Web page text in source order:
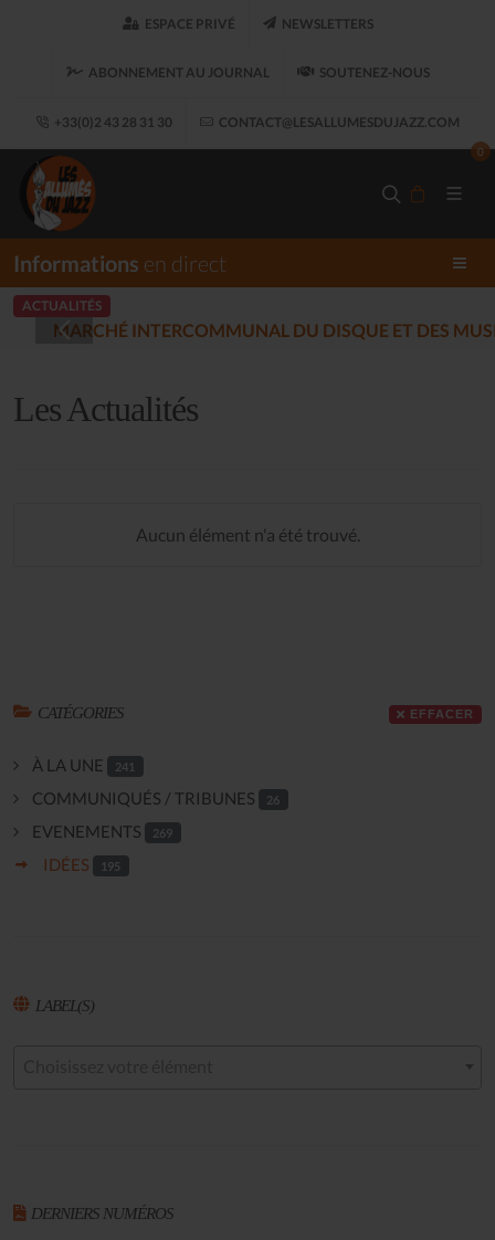
ESPACE PRIVÉ NEWSLETTERS
ABONNEMENT AU JOURNAL SOUTENEZ-NOUS
+33(0)2 43 28 31 30 CONTACT@LESALLUMESDUJAZZ.COM
0
Informations en direct
ACTUALITÉS
LES ALLUMÉS DU
Les Actualités
Aucun élément n'a été trouvé.
CATÉGORIES EFFACER
À LA UNE 241
COMMUNIQUÉS / TRIBUNES 26
EVENEMENTS 269
IDÉES 195
LABEL(S)
DERNIERS NUMÉROS